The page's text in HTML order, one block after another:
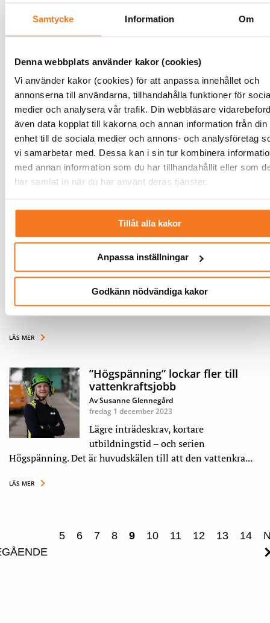
Samtycke Information Om
Denna webbplats använder kakor (cookies)
Vi använder kakor (cookies) för att anpassa innehållet och
annonserna till användarna, tillhandahålla funktioner för
medier och analysera vår trafik. Din webbläsare
även data kopplat till kakorna och annan information från din
enhet till de sociala medier och annons- och analysföretag
vi samarbetar med. Dessa kan i sin tur kombinera
med annan information som du har tillhandahållit eller som
har samlat in när du har använt deras tjänster.
Tillåt alla kakor
Anpassa inställningar
Godkänn nödvändiga kakor
Efterfrågan på klimateffektiva varor och
tjänster skapar ett gyllene exportläge
för Sverige. Den gröna industr...
LÄS MER
Renässans för Ringhals
Av Ann-Sofie Borglund
onsdag 6 december 2023
Från avveckling till utveckling.
Kärnkraftsdebatten har svängt rejält de
senaste åren och nu ligger nyinvester...
Fridolf Eskilsson pekar ut
riktningen för energibranschen
Av Johan Wickström
måndag 4 december 2023
vecka är målet för Jönköping Energi.
Vd:n Fridolf Eskilsson – som också är ...
LÄS MER
”Högspänning” lockar fler till
vattenkraftsjobb
Av Susanne Glennegård
fredag 1 december 2023
Lägre inträdeskrav, kortare
utbildningstid – och serien
Högspänning. Det är huvudskälen till att den vattenkra...
LÄS MER
5 6 7 8 9 10 11 12 13 14